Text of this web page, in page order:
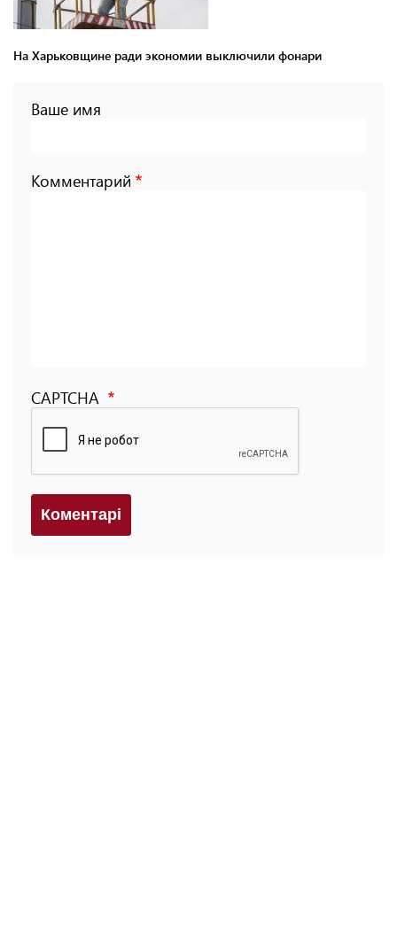
На Харьковщине ради экономии выключили фонари
Ваше имя
Комментарий
CAPTCHA
Коментарi